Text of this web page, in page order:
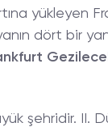
yükleyen
dört bir
şehridir. II.